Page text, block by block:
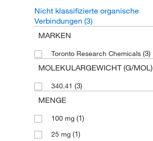
Nicht klassifizierte organische
Verbindungen (3)
MARKEN
Toronto Research Chemicals (3)
MOLEKULARGEWICHT (G/MOL)
340.41 (3)
MENGE
100 mg (1)
25 mg (1)